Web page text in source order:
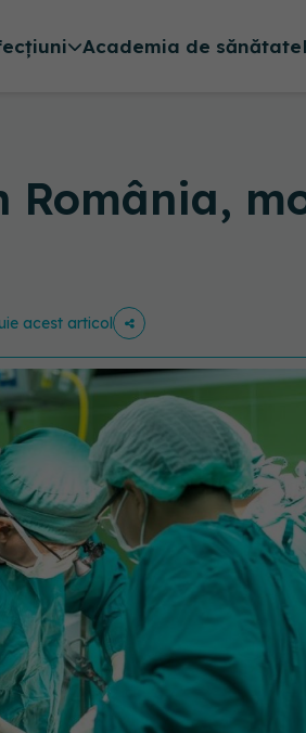
Academia de sănătate
acest articol